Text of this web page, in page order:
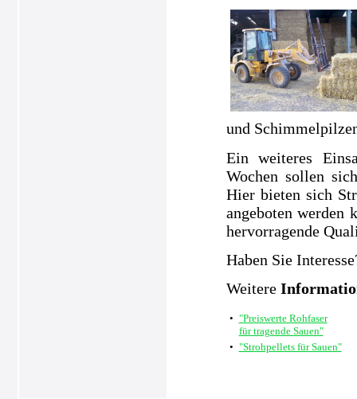
und
Ein weiteres
Wochen sollen
Hier bieten sich
angeboten werden
hervorragende
Haben Sie
Weitere
• "Preiswerte Rohfaser
für tragende Sauen"
• "Strohpellets für Sauen"